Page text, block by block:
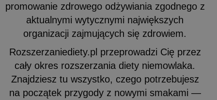
promowanie zdrowego odżywiania zgodnego z
aktualnymi wytycznymi największych
organizacji zajmujących się zdrowiem.
Rozszerzaniediety.pl przeprowadzi Cię przez
cały okres rozszerzania diety niemowlaka.
Znajdziesz tu wszystko, czego potrzebujesz
na początek przygody z nowymi smakami —